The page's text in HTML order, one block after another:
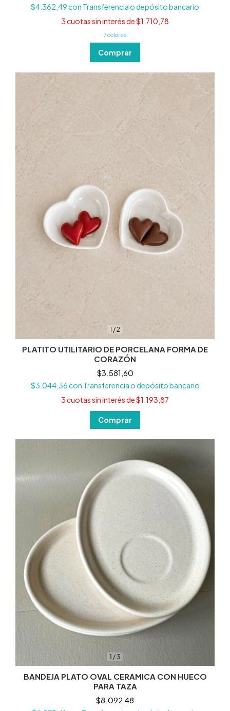
$4.362,49con Transferencia o depósito bancario
3cuotas sin interés de$1.710,78
7 colores
Comprar
1 /2
PLATITO UTILITARIO DE PORCELANA FORMA DE
CORAZÓN
$3.581,60
$3.044,36con Transferencia o depósito bancario
3cuotas sin interés de$1.193,87
1 /3
BANDEJA PLATO OVAL CERAMICA CON HUECO
PARA TAZA
$8.092,48